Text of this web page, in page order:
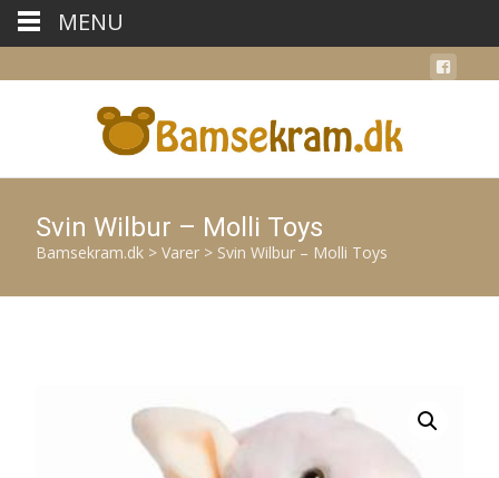
Svin Wilbur – Molli Toys
Bamsekram.dk > Varer > Svin Wilbur – Molli Toys
MENU